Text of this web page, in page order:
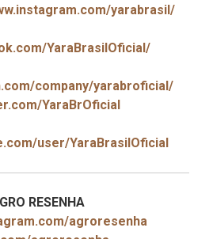
yarabrasil/
YaraBrasilOficial/
company/yarabroficial/
YaraBrOficial
user/YaraBrasilOficial
RESENHA
agroresenha